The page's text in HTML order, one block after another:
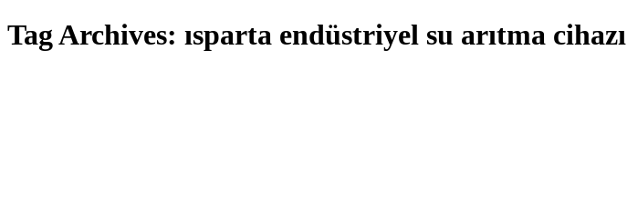
Tag Archives: ısparta endüstriyel su arıtma cihazı